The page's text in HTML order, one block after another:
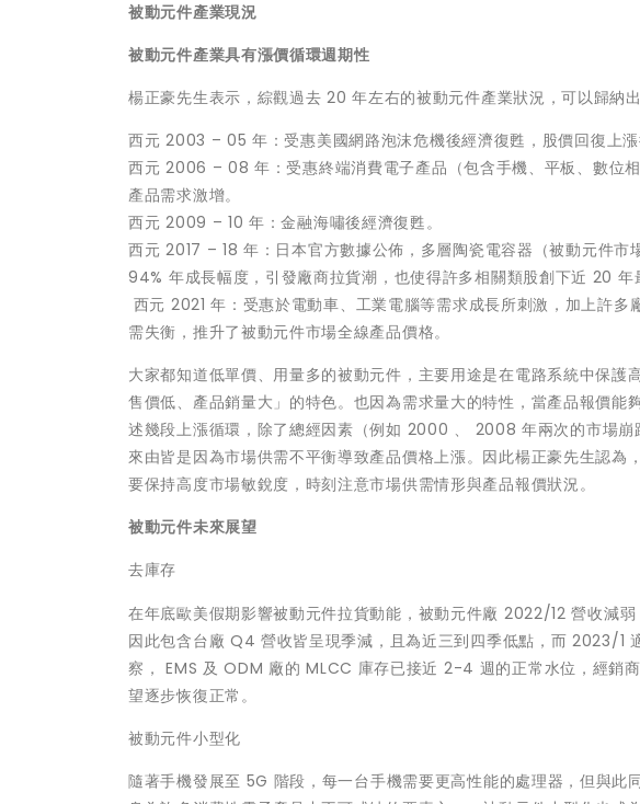
被動元件產業現況
被動元件產業具有漲價循環週期性
楊正豪先生表示，綜觀過去 20 年左右的被動元件產業狀況，可以歸納
西元 2003 – 05 年：受惠美國網路泡沫危機後經濟復甦，股價回復上漲
西元 2006 – 08 年：受惠終端消費電子產品（包含手機、平板、數位
產品需求激增。
西元 2009 – 10 年：金融海嘯後經濟復甦。
西元 2017 – 18 年：日本官方數據公佈，多層陶瓷電容器（被動元件
94% 年成長幅度，引發廠商拉貨潮，也使得許多相關類股創下近 20 年
西元 2021 年：受惠於電動車、工業電腦等需求成長所刺激，加上許
需失衡，推升了被動元件市場全線產品價格。
大家都知道低單價、用量多的被動元件，主要用途是在電路系統中保
售價低、產品銷量大」的特色。也因為需求量大的特性，當產品報價
述幾段上漲循環，除了總經因素（例如 2000 、 2008 年兩次的市場
來由皆是因為市場供需不平衡導致產品價格上漲。因此楊正豪先生認
要保持高度市場敏銳度，時刻注意市場供需情形與產品報價狀況。
被動元件未來展望
去庫存
在年底歐美假期影響被動元件拉貨動能，被動元件廠 2022/12 營收減
因此包含台廠 Q4 營收皆呈現季減，且為近三到四季低點，而 2023/1
察， EMS 及 ODM 廠的 MLCC 庫存已接近 2-4 週的正常水位，經銷
望逐步恢復正常。
被動元件小型化
隨著手機發展至 5G 階段，每一台手機需要更高性能的處理器，但與此